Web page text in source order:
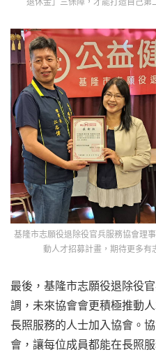
基隆市志願役退除役官兵服務協會理
動人才招募計畫，期待更多有
最後，基隆市志願役退除役
調，未來協會會更積極推動
長照服務的人士加入協會。
會，讓每位成員都能在長照